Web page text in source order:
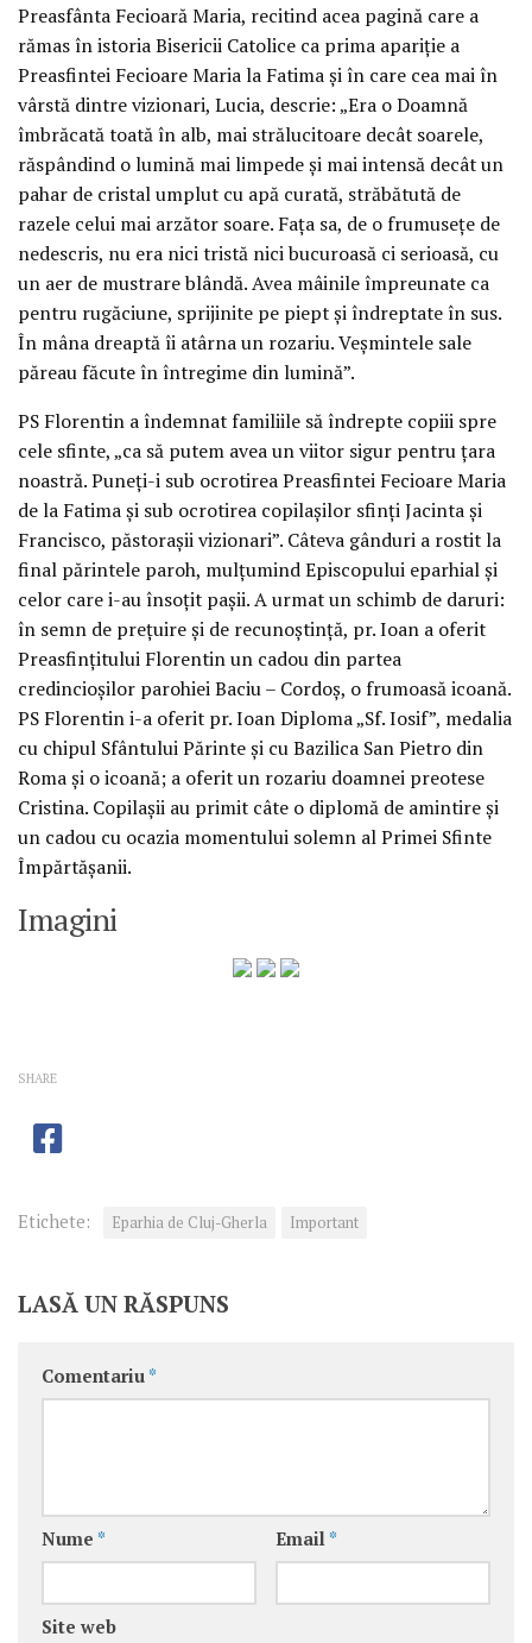
Preasfânta Fecioară Maria, recitind acea pagină care a
rămas în istoria Bisericii Catolice ca prima apariție a
Preasfintei Fecioare Maria la Fatima și în care cea mai în
vârstă dintre vizionari, Lucia, descrie: „Era o Doamnă
îmbrăcată toată în alb, mai strălucitoare decât soarele,
răspândind o lumină mai limpede și mai intensă decât un
pahar de cristal umplut cu apă curată, străbătută de
razele celui mai arzător soare. Fața sa, de o frumusețe de
nedescris, nu era nici tristă nici bucuroasă ci serioasă, cu
un aer de mustrare blândă. Avea mâinile împreunate ca
pentru rugăciune, sprijinite pe piept și îndreptate în sus.
În mâna dreaptă îi atârna un rozariu. Veșmintele sale
păreau făcute în întregime din lumină”.
PS Florentin a îndemnat familiile să îndrepte copiii spre
cele sfinte, „ca să putem avea un viitor sigur pentru țara
noastră. Puneți-i sub ocrotirea Preasfintei Fecioare Maria
de la Fatima și sub ocrotirea copilașilor sfinți Jacinta și
Francisco, păstorașii vizionari”. Câteva gânduri a rostit la
final părintele paroh, mulțumind Episcopului eparhial și
celor care i-au însoțit pașii. A urmat un schimb de daruri:
în semn de prețuire și de recunoștință, pr. Ioan a oferit
Preasfințitului Florentin un cadou din partea
credincioșilor parohiei Baciu – Cordoș, o frumoasă icoană.
PS Florentin i-a oferit pr. Ioan Diploma „Sf. Iosif”, medalia
cu chipul Sfântului Părinte și cu Bazilica San Pietro din
Roma și o icoană; a oferit un rozariu doamnei preotese
Cristina. Copilașii au primit câte o diplomă de amintire și
un cadou cu ocazia momentului solemn al Primei Sfinte
Împărtășanii.
Imagini
SHARE
Etichete: Eparhia de Cluj-Gherla Important
LASĂ UN RĂSPUNS
Comentariu *
Nume * Email *
Site web